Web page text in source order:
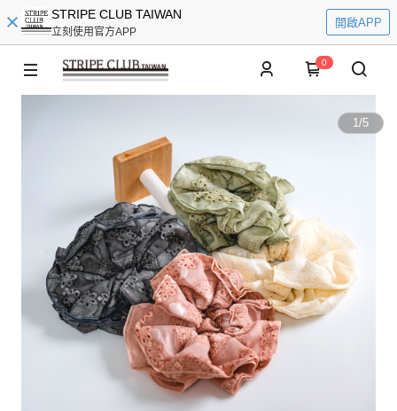
STRIPE CLUB TAIWAN
立刻使用官方APP
開啟APP
0
1/5